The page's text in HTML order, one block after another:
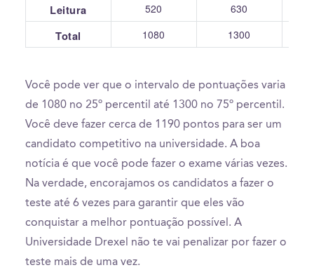
Leitura 520 630
Total 1080 1300
Você pode ver que o intervalo de pontuações varia
de 1080 no 25º percentil até 1300 no 75º percentil.
Você deve fazer cerca de 1190 pontos para ser um
candidato competitivo na universidade. A boa
notícia é que você pode fazer o exame várias vezes.
Na verdade, encorajamos os candidatos a fazer o
teste até 6 vezes para garantir que eles vão
conquistar a melhor pontuação possível. A
Universidade Drexel não te vai penalizar por fazer o
teste mais de uma vez.